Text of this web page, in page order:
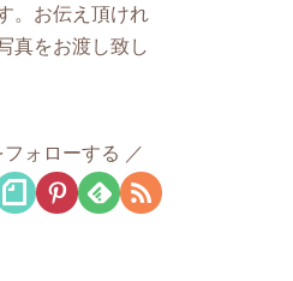
。お伝え頂けれ
真をお渡し致し
ォローする